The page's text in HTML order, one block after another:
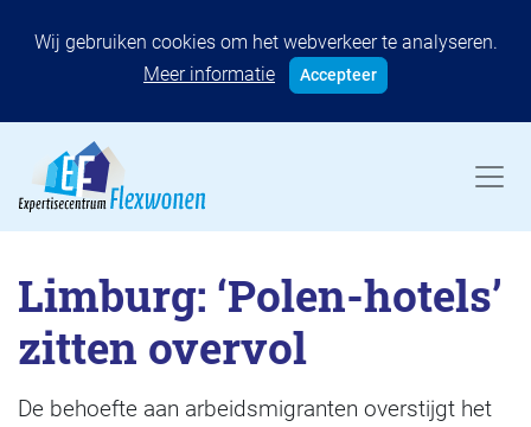
Wij gebruiken cookies om het webverkeer te analyseren.
Meer informatie
Accepteer
Limburg: ‘Polen-hotels’
zitten overvol
De behoefte aan arbeidsmigranten overstijgt het